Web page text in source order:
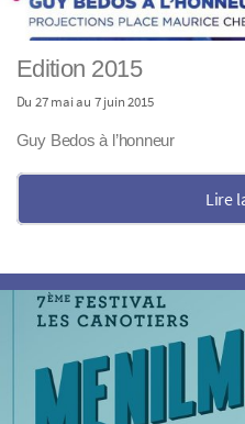
Edition 2015
Du 27 mai au 7 juin 2015
Guy Bedos à l’honneur
Lire